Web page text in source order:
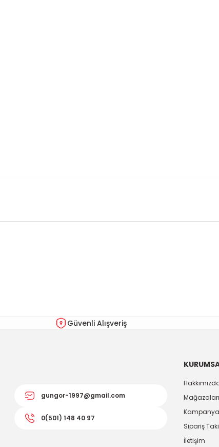
Ürün fiyatı diğer sitelerden daha pahalı.
Güvenli Alışveriş
gungor-1997@gmail.com
0(501) 148 40 97
Sipariş
İletişim